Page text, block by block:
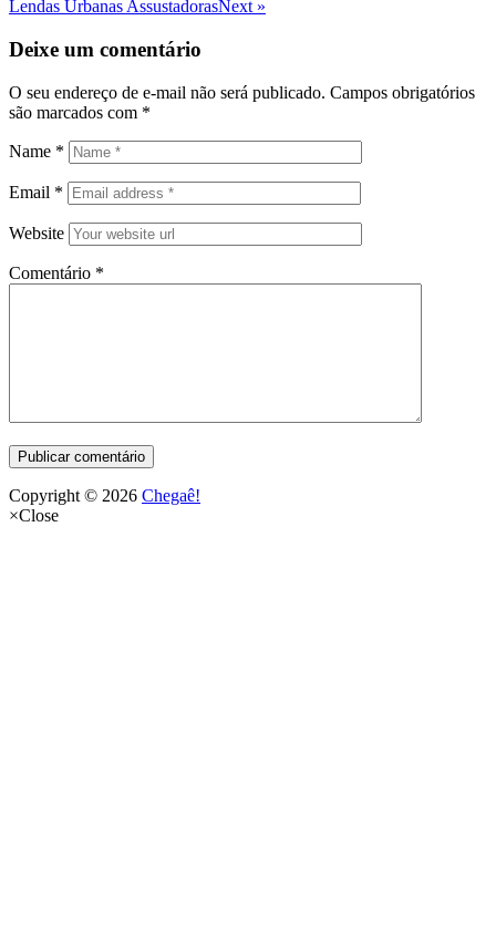
de
Post
Post
Next
Lendas Urbanas AssustadorasNext »
Deixe um comentário
O seu endereço de e-mail não será publicado. Campos obrigatórios
são marcados com *
Name *
Email *
Website
Comentário *
Copyright © 2026 Chegaê!
×Close